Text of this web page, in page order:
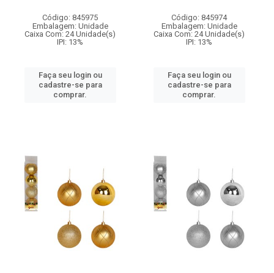
Código: 845975
Embalagem: Unidade
Caixa Com: 24 Unidade(s)
IPI: 13%
Faça seu login ou
cadastre-se para
comprar.
Código: 845974
Embalagem: Unidade
Caixa Com: 24 Unidade(s)
IPI: 13%
Faça seu login ou
cadastre-se para
comprar.